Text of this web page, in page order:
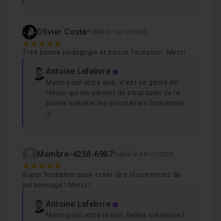
liens utiles évoqués dans la formation sera également
mis à votre disposition.
En bonus, vous y trouverez un lexique de vocabulaire
indispensable. L'art du prompt étant décisif, ce
vocabulaire vous aidera à imaginer votre personnage de
manière plus efficace.
À qui s’adresse cette formation ?
professionnel du monde l’image, vous retrouverez les
informations utiles et concrètes pour tous vos projets
de design de personnage. Publicité, mascotte, roman
graphique, Game design… le champ des possibles est
Olivier Costa Publié le 13/12/2023
5
Très bonne pédagogie et bonne formation. Merci
Antoine Lefebvre
Merci pour votre avis, c'est ce genre de
retour qui me permet de structurer de la
bonne manière les prochaines formations
;)
Membre-4258-6987Publié le 04/11/2023
5
Super formation pour créer des récurrences de
personnage ! Merci !
Antoine Lefebvre
Merci pour votre retour, belles créations !